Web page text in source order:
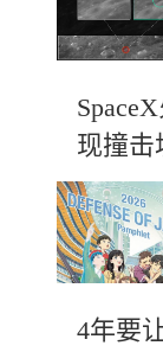
现撞击
4年要